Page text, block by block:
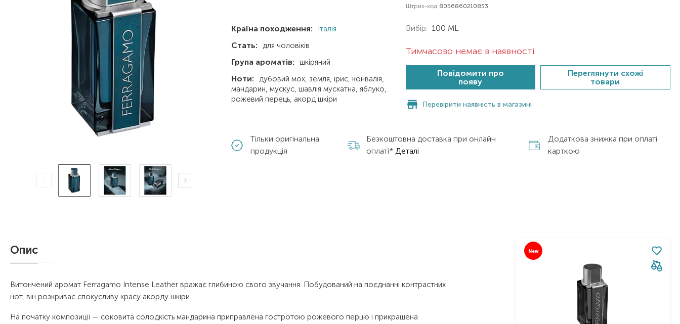
Країна походження: Італія
Стать: для чоловіків
Група ароматів: шкіряний
Ноти: дубовий мох земля ірис конвалія
мандарин мускус шавлія мускатна яблуко
рожевий перець акорд шкіри
Штрих-код 8056860210853
Вибір: 100 ML
Тимчасово немає в наявності
Повідомити про
появу
Переглянути схожі
товари
Перевірити наявність в магазині
Тільки оригінальна
продукція
Безкоштовна доставка при онлайн
оплаті* Деталі
Додаткова знижка при оплаті
карткою
Опис
Витончений аромат Ferragamo Intense Leather вражає глибиною свого звучання. Побудований на поєднанні контрастних
нот, він розкриває спокусливу красу акорду шкіри.
На початку композиції — соковита солодкість мандарина приправлена гостротою рожевого перцю і прикрашена
New